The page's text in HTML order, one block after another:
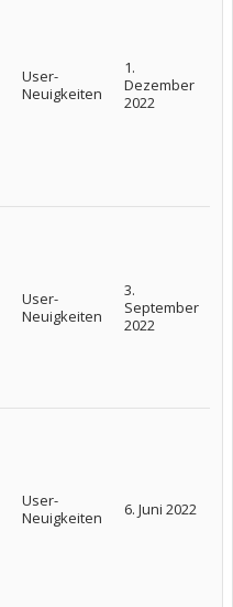
User-
Neuigkeiten
1.
Dezember
2022
User-
Neuigkeiten
3.
September
2022
User-
Neuigkeiten
6. Juni 2022